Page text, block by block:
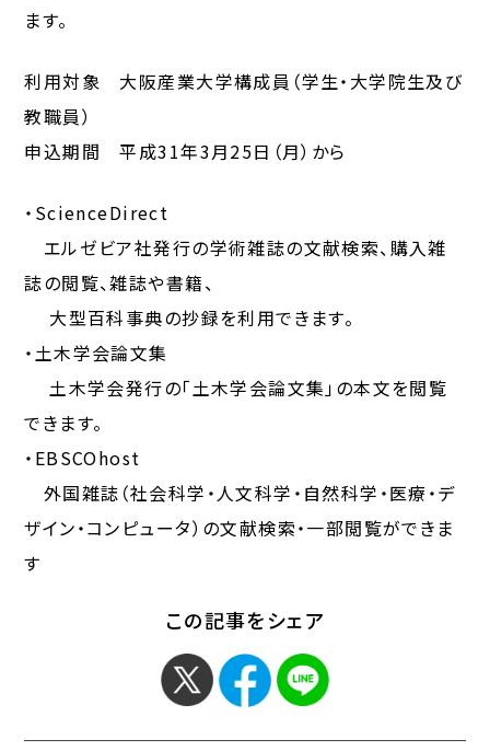
ます。
利用対象 大阪産業大学構成員（学生・大学院生及び
教職員）
申込期間 平成31年3月25日（月）から
・ScienceDirect
エルゼビア社発行の学術雑誌の文献検索、購入雑
誌の閲覧、雑誌や書籍、
大型百科事典の抄録を利用できます。
・土木学会論文集
土木学会発行の「土木学会論文集」の本文を閲覧
できます。
・EBSCOhost
外国雑誌（社会科学・人文科学・自然科学・医療・デ
ザイン・コンピュータ）の文献検索・一部閲覧ができま
す
この記事をシェア